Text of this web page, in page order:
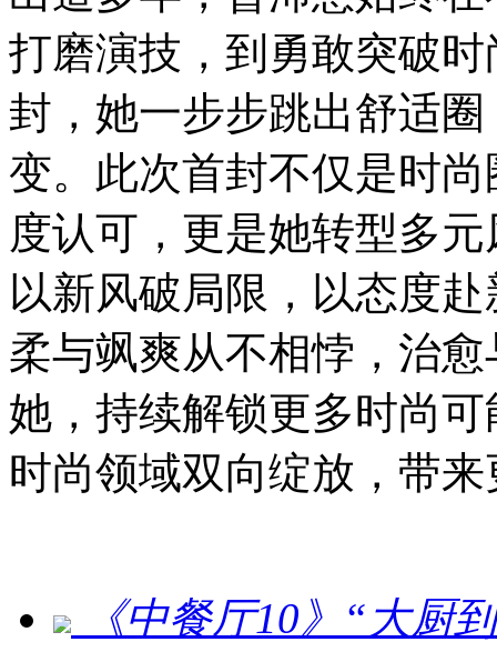
打磨演技，到勇敢突破
封，她一步步跳出舒适
变。此次首封不仅是时
度认可，更是她转型多
以新风破局限，以态度
柔与飒爽从不相悖，治
她，持续解锁更多时尚
时尚领域双向绽放，带
《中餐厅10》“大厨